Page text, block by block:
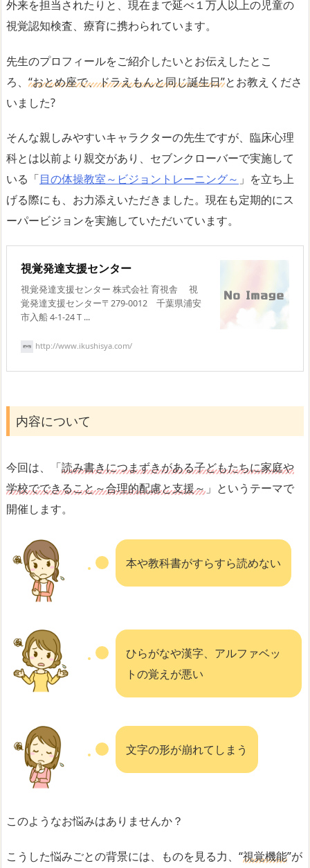
外来を担当されたりと、現在まで延べ１万人以上の児童の
視覚認知検査、療育に携わられています。
先生のプロフィールをご紹介したいとお伝えしたとこ
ろ、 “おとめ座で、ドラえもんと同じ誕生日”とお教えくださ
いました?
そんな親しみやすいキャラクターの先生ですが、臨床心理
科とは以前より親交があり、セブンクローバーで実施して
いる「目の体操教室～ビジョントレーニング～ 」を立ち上
げる際にも、お力添えいただきました。現在も定期的にス
ーパービジョンを実施していただいています。
視覚発達支援センター
視覚発達支援センター 株式会社 育視舎 視
覚発達支援センター〒279-0012 千葉県浦安
市入船 4-1-24 T ...
http://www.ikushisya.com/
内容について
今回は、「読み書きにつまずきがある子どもたちに家庭や
学校でできること～合理的配慮と支援～ 」というテーマで
開催します。
本や教科書がすらすら読めない
ひらがなや漢字、アルファベッ
トの覚えが悪い
文字の形が崩れてしまう
このようなお悩みはありませんか？
こうした悩みごとの背景には、ものを見る力、“視覚機能”が